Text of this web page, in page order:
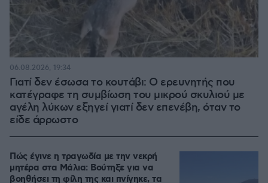
Γιατί δεν έσωσα το κουτάβι: Ο ερευνητής που
κατέγραφε τη συμβίωση του μικρού σκυλιού με
αγέλη λύκων εξηγεί γιατί δεν επενέβη, όταν το
είδε άρρωστο
06.08.2026, 19:34
Πώς έγινε η τραγωδία με την νεκρή
μητέρα στα Μάλια: Βούτηξε για να
βοηθήσει τη φίλη της και πνίγηκε, τα